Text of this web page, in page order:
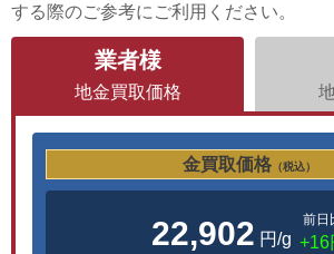
する際のご参考にご利用ください。
業者様
地金買取価格
金買取価格 （税込）
22,902 円/g
前日
+16